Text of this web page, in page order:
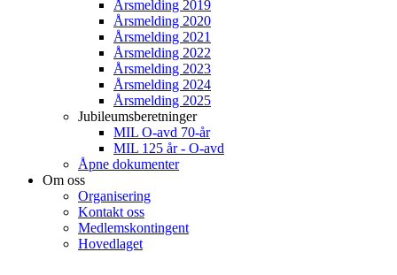
Årsmelding 2019
Årsmelding 2020
Årsmelding 2021
Årsmelding 2022
Årsmelding 2023
Årsmelding 2024
Årsmelding 2025
Jubileumsberetninger
MIL O-avd 70-år
MIL 125 år - O-avd
Åpne dokumenter
Om oss
Organisering
Kontakt oss
Medlemskontingent
Hovedlaget